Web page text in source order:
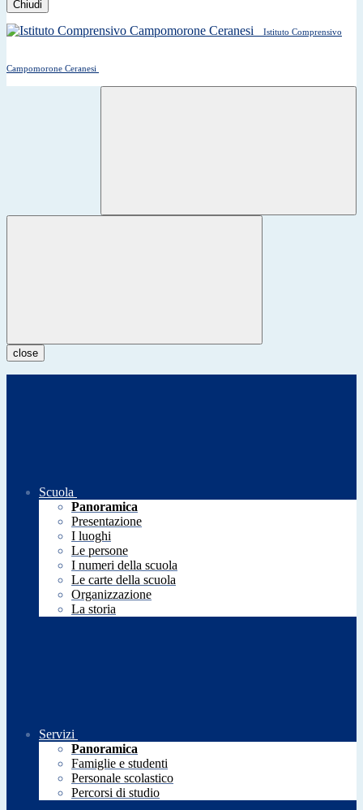
Chiudi
Istituto Comprensivo
Campomorone Ceranesi
close
Scuola
Panoramica
Presentazione
I luoghi
Le persone
I numeri della scuola
Le carte della scuola
Organizzazione
La storia
Servizi
Panoramica
Famiglie e studenti
Personale scolastico
Percorsi di studio